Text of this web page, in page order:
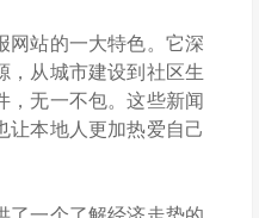
网站的一大特色。它深
，从城市建设到社区生
，无一不包。这些新闻
让本地人更加热爱自己